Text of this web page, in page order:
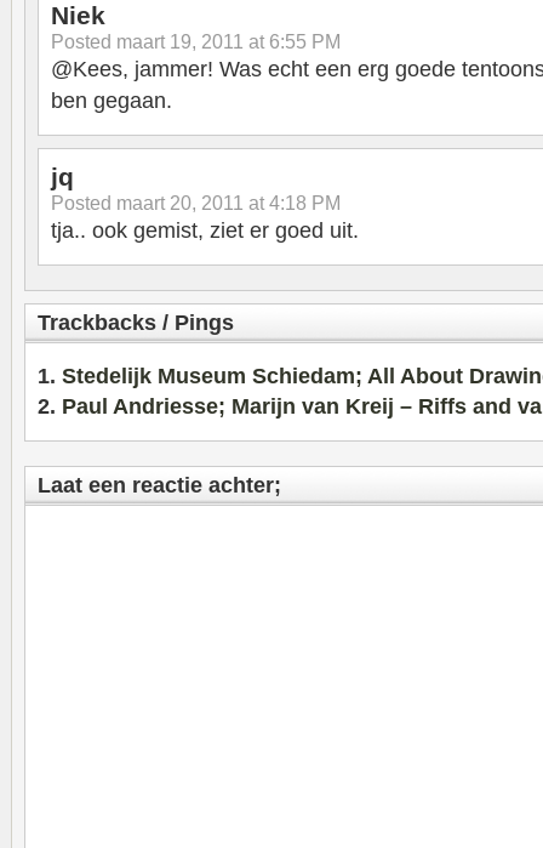
Niek
Posted maart 19, 2011 at 6:55 PM
@Kees, jammer! Was echt een erg goede
ben gegaan.
jq
Posted maart 20, 2011 at 4:18 PM
tja.. ook gemist, ziet er goed uit.
Trackbacks / Pings
Stedelijk Museum Schiedam; All About
Paul Andriesse; Marijn van Kreij – Riffs and
Laat een reactie achter;